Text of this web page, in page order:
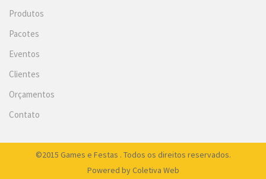
Produtos
Pacotes
Eventos
Clientes
Orçamentos
Contato
©2015 Games e Festas . Todos os direitos reservados.
Powered byColetiva Web